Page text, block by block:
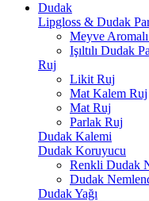
Dudak
Lipgloss & Dudak
Meyve Aromalı
Işıltılı Dudak
Ruj
Likit Ruj
Mat Kalem Ruj
Mat Ruj
Parlak Ruj
Dudak Kalemi
Dudak Koruyucu
Renkli Dudak
Dudak
Dudak Yağı